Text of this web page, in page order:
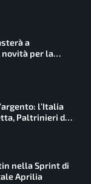
a
novità per la
l’Italia
Paltrinieri da
nella Sprint di
Aprilia